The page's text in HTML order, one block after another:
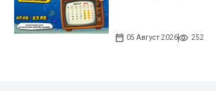
05 Август 2026 252